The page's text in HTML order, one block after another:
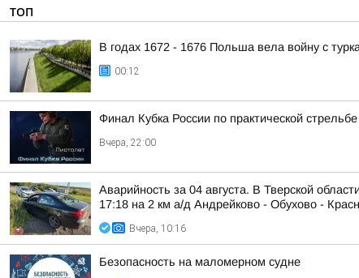
ТОП
В годах 1672 - 1676 Польша вела войну с
00:12
Финал Кубка России по практической
Вчера, 22:00
Аварийность за 04 августа. В Тверской
17:18 на 2 км а/д Андрейково - Обухово -
Вчера, 10:16
Безопасность на малoмернoм судне